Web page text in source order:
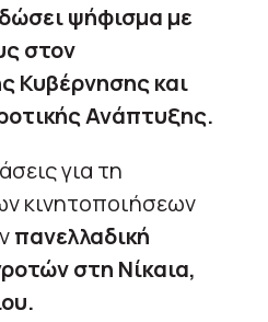
ψήφισμα με
στον
Κυβέρνησης και
Ανάπτυξης.
για τη
κινητοποιήσεων
πανελλαδική
στη Νίκαια,